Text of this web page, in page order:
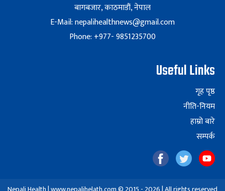
बागबजार, काठमाडौं, नेपाल
E-Mail: nepalihealthnews@gmail.com
Phone: +977- 9851235700
Useful Links
गृह पृष्ठ
नीति-नियम
हाम्रो बारे
सम्पर्क